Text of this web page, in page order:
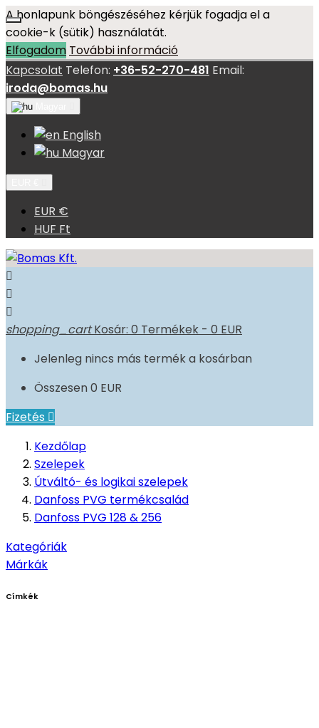
A honlapunk böngészéséhez kérjük fogadja el a
cookie-k (sütik) használatát.
Elfogadom További információ
Kapcsolat Telefon: +36-52-270-481 Email:
iroda@bomas.hu
English
Magyar
EUR €
HUF Ft



shopping_cart Kosár: 0 Termékek - 0 EUR
Jelenleg nincs más termék a kosárban
Összesen0 EUR
Fizetés 
Kezdőlap
Szelepek
Útváltó- és logikai szelepek
Danfoss PVG termékcsalád
Danfoss PVG 128 & 256
Kategóriák
Márkák
Címkék